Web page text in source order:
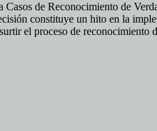
de Reconocimiento de
constituye un hito en la
el proceso de